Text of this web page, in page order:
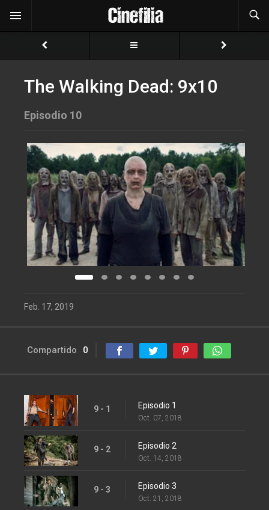
The Walking Dead: 9x10
Episodio 10
Feb. 17, 2019
Compartido 0
9 - 1 Episodio 1
Oct. 07, 2018
9 - 2 Episodio 2
Oct. 14, 2018
9 - 3 Episodio 3
Oct. 21, 2018